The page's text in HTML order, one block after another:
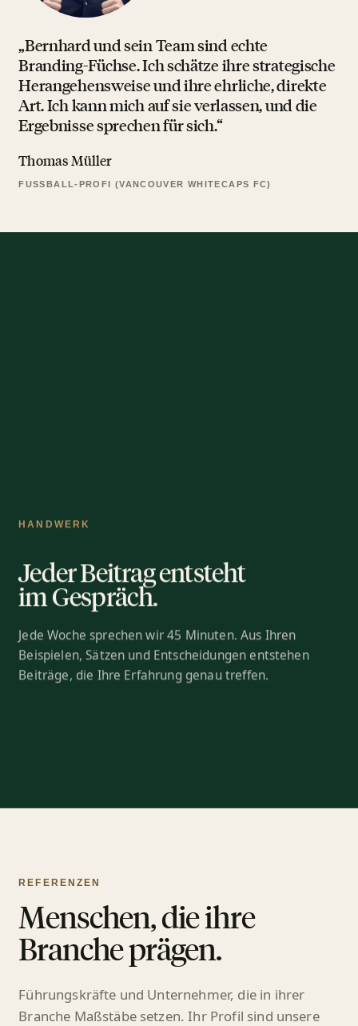
„Bernhard und sein Team sind echte
Branding-Füchse. Ich schätze ihre strategische
Herangehensweise und ihre ehrliche, direkte
Art. Ich kann mich auf sie verlassen, und die
Ergebnisse sprechen für sich.“
Thomas Müller
FUSSBALL-PROFI (VANCOUVER WHITECAPS FC)
HANDWERK
Jeder Beitrag entsteht
im Gespräch.
Jede Woche sprechen wir 45 Minuten. Aus Ihren
Beispielen, Sätzen und Entscheidungen entstehen
Beiträge, die Ihre Erfahrung genau treffen.
REFERENZEN
Menschen, die ihre
Branche prägen.
Führungskräfte und Unternehmer, die in ihrer
Branche Maßstäbe setzen. Ihr Profil sind unsere